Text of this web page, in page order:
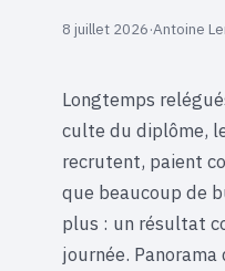
8 juillet 2026·Antoine
Longtemps
culte du diplôme,
recrutent, paient
que beaucoup de
plus : un résultat
journée.